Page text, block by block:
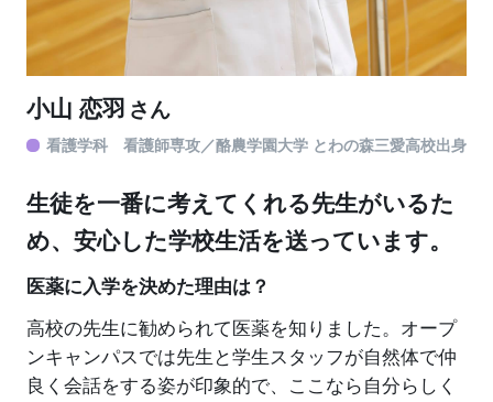
小山 恋羽 さん
看護学科 看護師専攻／酪農学園大学 とわの森三愛高校出身
生徒を一番に考えてくれる先生がいるた
め、安心した学校生活を送っています。
医薬に入学を決めた理由は？
高校の先生に勧められて医薬を知りました。オープ
ンキャンパスでは先生と学生スタッフが自然体で仲
良く会話をする姿が印象的で、ここなら自分らしく